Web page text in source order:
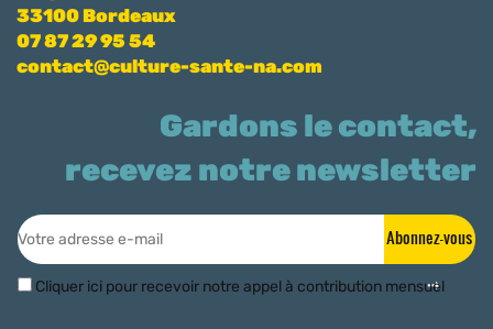
33100 Bordeaux
07 87 29 95 54
contact@culture-sante-na.com
Gardons le contact,
recevez notre newsletter
Abonnez-vous
Cliquer ici pour recevoir notre appel à contribution mensuel